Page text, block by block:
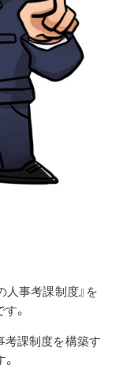
人事考課制度』を
。
課制度を構築す